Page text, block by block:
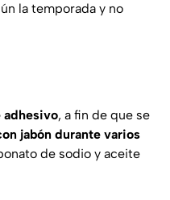
la temporada y no
adhesivo, a fin de que se
jabón durante varios
de sodio y aceite